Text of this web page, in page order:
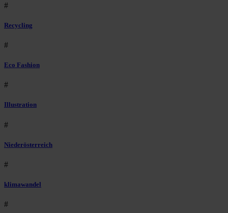
#
Recycling
#
Eco Fashion
#
Illustration
#
Niederösterreich
#
klimawandel
#